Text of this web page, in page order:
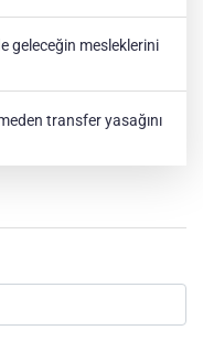
geleceğin mesleklerini
transfer yasağını